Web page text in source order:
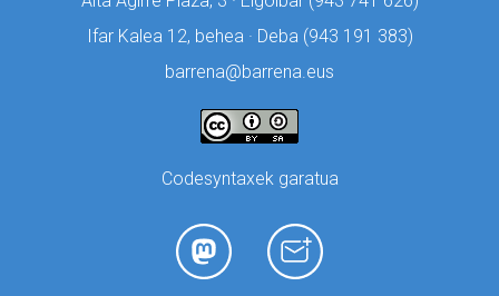
Ifar Kalea 12, behea · Deba (943 191 383)
barrena@barrena.eus
Codesyntaxek garatua